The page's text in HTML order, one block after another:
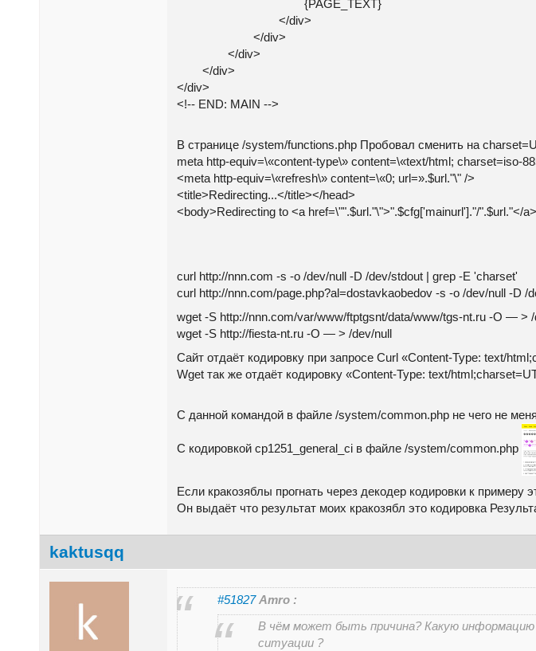
{PAGE_TEXT}
</div>
</div>
</div>
</div>
</div>
<!-- END: MAIN -->
В странице /system/functions.php Пробовал сменить на
meta http-equiv=\«content-type\» content=\«text/html; charset=iso-
<meta http-equiv=\«refresh\» content=\«0; url=».$url."\" />
<title>Redirecting...</title></head>
<body>Redirecting to <a href=\"".$url."\">".$cfg['mainurl']."/".$url."</a>
curl http://nnn.com -s -o /dev/null -D /dev/stdout | grep -E 'charset'
curl http://nnn.com/page.php?al=dostavkaobedov -s -o /dev/null -D /
wget -S http://nnn.com/var/www/ftptgsnt/data/www/tgs-nt.ru -O — >
wget -S http://fiesta-nt.ru -O — > /dev/null
Сайт отдаёт кодировку при запросе Curl «Content-Type: text/
Wget так же отдаёт кодировку «Content-Type: text/
С данной командой в файле /system/common.php не чего не
C кодировкой cp1251_general_ci в файле /system/common.php
Если кракозяблы прогнать через декодер кодировки к примеру
Он выдаёт что результат моих кракозябл это кодировка
kaktusqq
#51827 Amro :
В чём может быть причина? Какую
ситуации ?